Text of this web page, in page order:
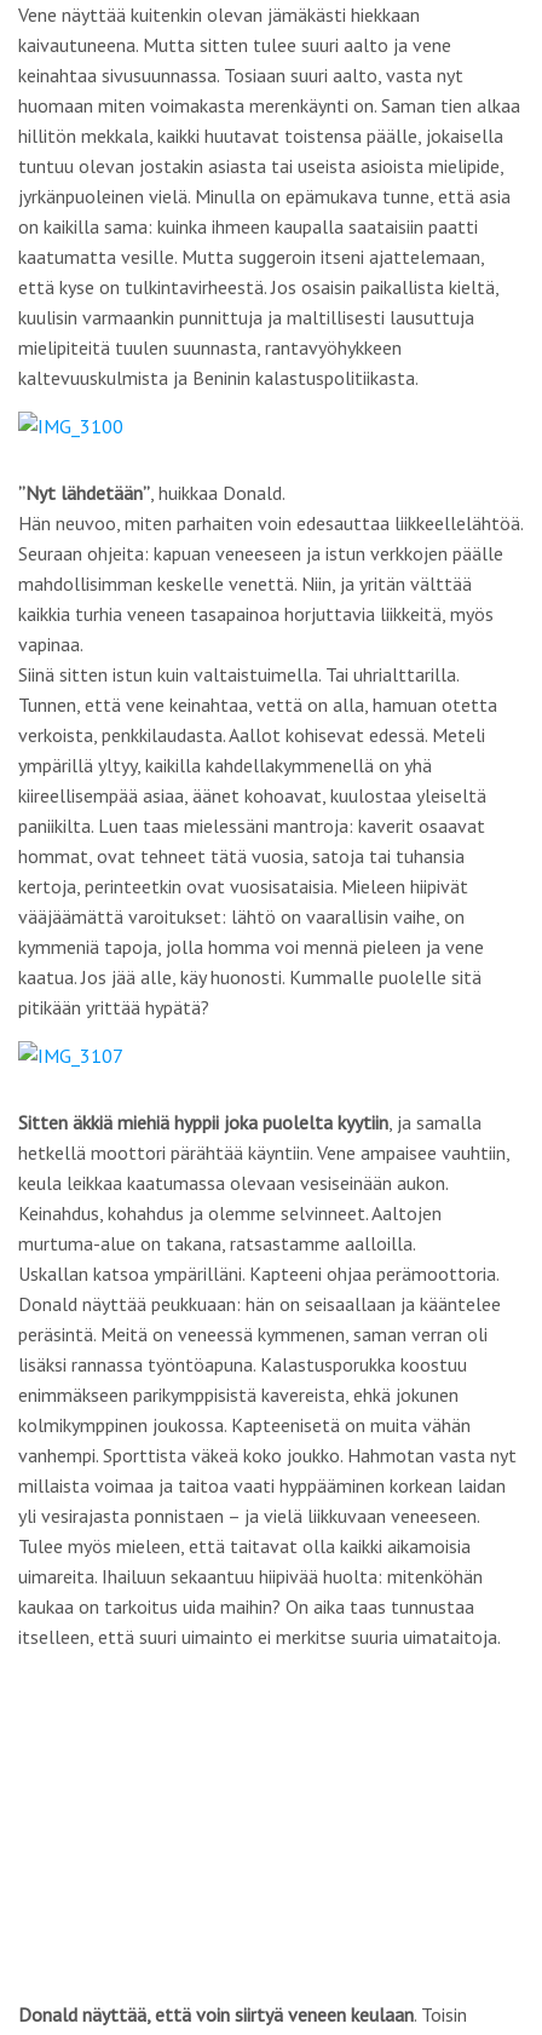
Vene näyttää kuitenkin olevan jämäkästi hiekkaan
kaivautuneena. Mutta sitten tulee suuri aalto ja vene
keinahtaa sivusuunnassa. Tosiaan suuri aalto, vasta nyt
huomaan miten voimakasta merenkäynti on. Saman tien alkaa
hillitön mekkala, kaikki huutavat toistensa päälle, jokaisella
tuntuu olevan jostakin asiasta tai useista asioista mielipide,
jyrkänpuoleinen vielä. Minulla on epämukava tunne, että asia
on kaikilla sama: kuinka ihmeen kaupalla saataisiin paatti
kaatumatta vesille. Mutta suggeroin itseni ajattelemaan,
että kyse on tulkintavirheestä. Jos osaisin paikallista kieltä,
kuulisin varmaankin punnittuja ja maltillisesti lausuttuja
mielipiteitä tuulen suunnasta, rantavyöhykkeen
kaltevuuskulmista ja Beninin kalastuspolitiikasta.
”Nyt lähdetään”, huikkaa Donald.
Hän neuvoo, miten parhaiten voin edesauttaa liikkeellelähtöä.
Seuraan ohjeita: kapuan veneeseen ja istun verkkojen päälle
mahdollisimman keskelle venettä. Niin, ja yritän välttää
kaikkia turhia veneen tasapainoa horjuttavia liikkeitä, myös
vapinaa.
Siinä sitten istun kuin valtaistuimella. Tai uhrialttarilla.
Tunnen, että vene keinahtaa, vettä on alla, hamuan otetta
verkoista, penkkilaudasta. Aallot kohisevat edessä. Meteli
ympärillä yltyy, kaikilla kahdellakymmenellä on yhä
kiireellisempää asiaa, äänet kohoavat, kuulostaa yleiseltä
paniikilta. Luen taas mielessäni mantroja: kaverit osaavat
hommat, ovat tehneet tätä vuosia, satoja tai tuhansia
kertoja, perinteetkin ovat vuosisataisia. Mieleen hiipivät
vääjäämättä varoitukset: lähtö on vaarallisin vaihe, on
kymmeniä tapoja, jolla homma voi mennä pieleen ja vene
kaatua. Jos jää alle, käy huonosti. Kummalle puolelle sitä
pitikään yrittää hypätä?
Sitten äkkiä miehiä hyppii joka puolelta kyytiin, ja samalla
hetkellä moottori pärähtää käyntiin. Vene ampaisee vauhtiin,
keula leikkaa kaatumassa olevaan vesiseinään aukon.
Keinahdus, kohahdus ja olemme selvinneet. Aaltojen
murtuma-alue on takana, ratsastamme aalloilla.
Uskallan katsoa ympärilläni. Kapteeni ohjaa perämoottoria.
Donald näyttää peukkuaan: hän on seisaallaan ja kääntelee
peräsintä. Meitä on veneessä kymmenen, saman verran oli
lisäksi rannassa työntöapuna. Kalastusporukka koostuu
enimmäkseen parikymppisistä kavereista, ehkä jokunen
kolmikymppinen joukossa. Kapteenisetä on muita vähän
vanhempi. Sporttista väkeä koko joukko. Hahmotan vasta nyt
millaista voimaa ja taitoa vaati hyppääminen korkean laidan
yli vesirajasta ponnistaen – ja vielä liikkuvaan veneeseen.
Tulee myös mieleen, että taitavat olla kaikki aikamoisia
uimareita. Ihailuun sekaantuu hiipivää huolta: mitenköhän
kaukaa on tarkoitus uida maihin? On aika taas tunnustaa
itselleen, että suuri uimainto ei merkitse suuria uimataitoja.
ei minulle täysin selviä.